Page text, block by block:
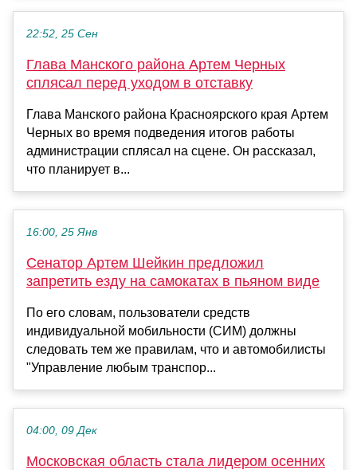
22:52, 25 Сен
Глава Манского района Артем Черных
сплясал перед уходом в отставку
Глава Манского района Красноярского края Артем
Черных во время подведения итогов работы
администрации сплясал на сцене. Он рассказал,
что планирует в...
16:00, 25 Янв
Сенатор Артем Шейкин предложил
запретить езду на самокатах в пьяном виде
По его словам, пользователи средств
индивидуальной мобильности (СИМ) должны
следовать тем же правилам, что и автомобилисты
"Управление любым транспор...
04:00, 09 Дек
Московская область стала лидером осенних